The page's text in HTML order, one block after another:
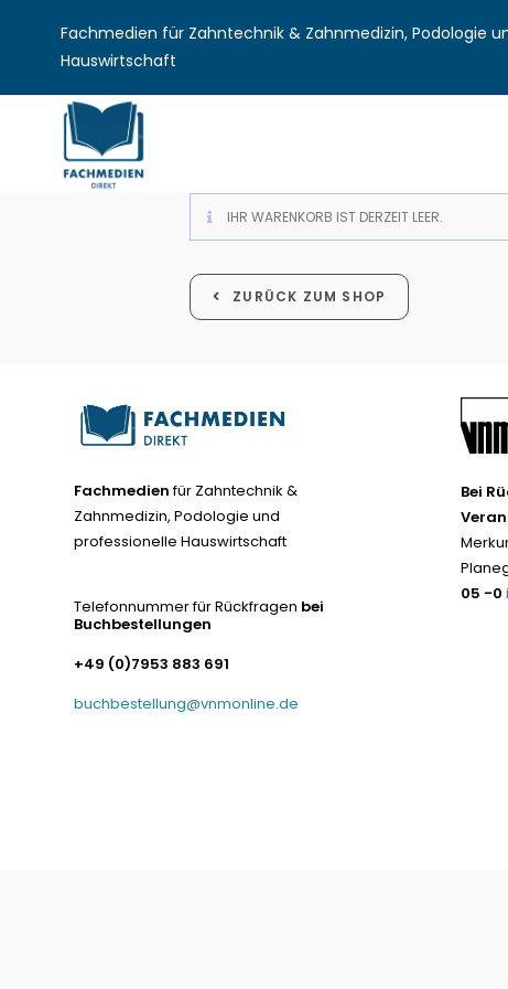
Fachmedien für Zahntechnik & Zahnmedizin, Podologie
Hauswirtschaft
IHR WARENKORB IST DERZEIT LEER.
ZURÜCK ZUM SHOP
Fachmedienfür Zahntechnik &
Zahnmedizin, Podologie und
professionelle Hauswirtschaft
Telefonnummer für Rückfragen bei
Buchbestellungen
+49 (0)7953 883 691
buchbestellung@vnmonline.de
Bei
05 -0